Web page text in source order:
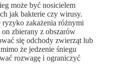
może być nosicielem
jak bakterie czy wirusy.
zakażenia różnymi
zbierany z obszarów
się odchody zwierząt lub
że jedzenie śniegu
rozwagę i ograniczyć